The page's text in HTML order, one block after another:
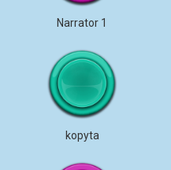
Narrator 1
kopyta